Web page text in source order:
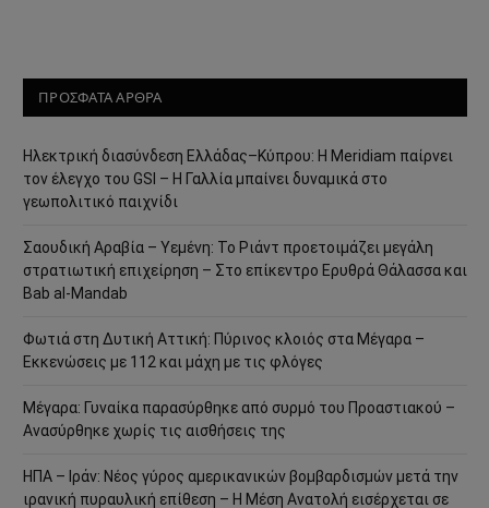
ΠΡΟΣΦΑΤΑ ΑΡΘΡΑ
Ηλεκτρική διασύνδεση Ελλάδας–Κύπρου: Η Meridiam παίρνει
τον έλεγχο του GSI – Η Γαλλία μπαίνει δυναμικά στο
γεωπολιτικό παιχνίδι
Σαουδική Αραβία – Υεμένη: Το Ριάντ προετοιμάζει μεγάλη
στρατιωτική επιχείρηση – Στο επίκεντρο Ερυθρά Θάλασσα και
Bab al-Mandab
Φωτιά στη Δυτική Αττική: Πύρινος κλοιός στα Μέγαρα –
Εκκενώσεις με 112 και μάχη με τις φλόγες
Μέγαρα: Γυναίκα παρασύρθηκε από συρμό του Προαστιακού –
Ανασύρθηκε χωρίς τις αισθήσεις της
ΗΠΑ – Ιράν: Νέος γύρος αμερικανικών βομβαρδισμών μετά την
ιρανική πυραυλική επίθεση – Η Μέση Ανατολή εισέρχεται σε